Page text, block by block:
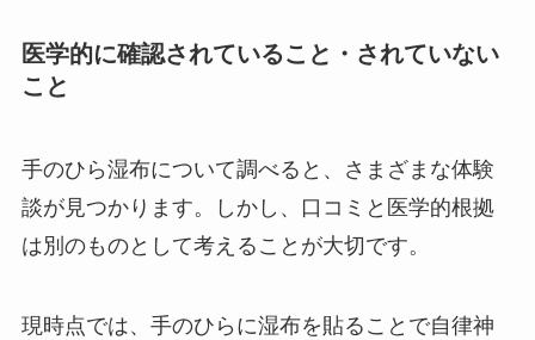
医学的に確認されていること・されていない
こと
手のひら湿布について調べると、さまざまな体験
談が見つかります。しかし、口コミと医学的根拠
は別のものとして考えることが大切です。
現時点では、手のひらに湿布を貼ることで自律神